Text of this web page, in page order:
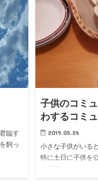
臨す
飼っ
子供のコミ
わするコミ
2019.05.26
小さな子供がいる
特に土日に子供を